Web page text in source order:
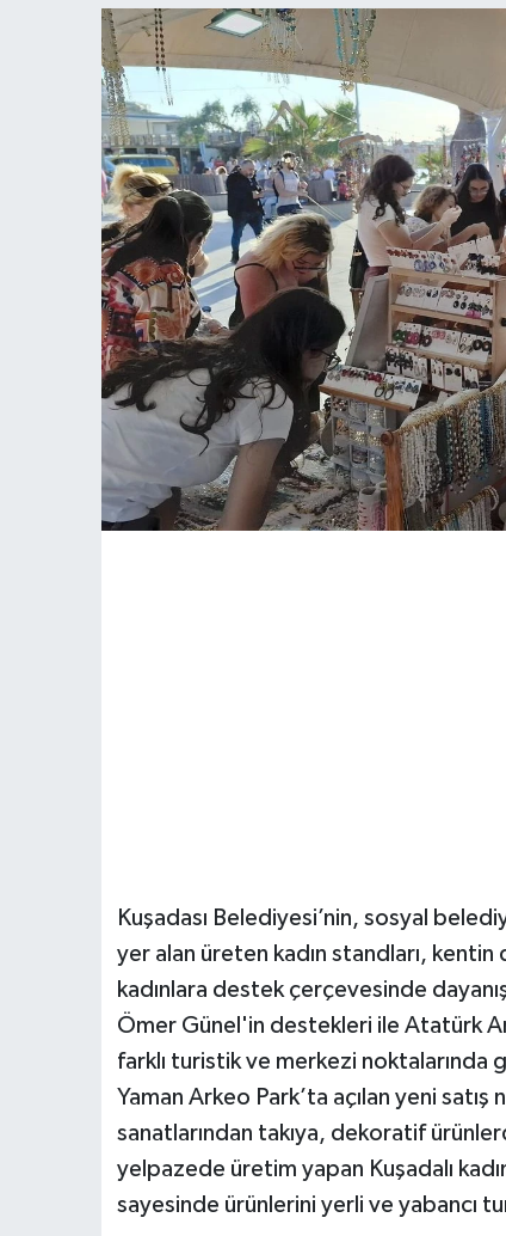
​Kuşadası Belediyesi’nin, sosyal
yer alan üreten kadın standları, kentin
kadınlara destek çerçevesinde
Ömer Günel'in destekleri ile Atatürk
farklı turistik ve merkezi noktalarında
Yaman Arkeo Park’ta açılan yeni
sanatlarından takıya, dekoratif
yelpazede üretim yapan Kuşadalı
sayesinde ürünlerini yerli ve yabancı